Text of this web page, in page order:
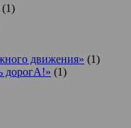
(1)
движения» (1)
дорогА!» (1)